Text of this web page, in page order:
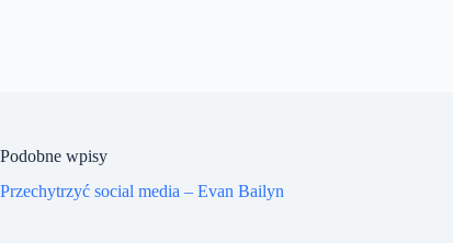
Podobne wpisy
Przechytrzyć social media – Evan Bailyn